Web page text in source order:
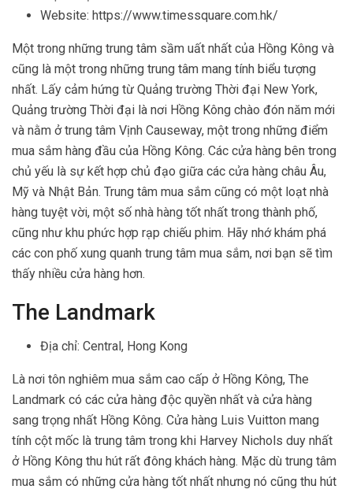
Website: https://www.timessquare.com.hk/
Một trong những trung tâm sầm uất nhất của Hồng Kông và
cũng là một trong những trung tâm mang tính biểu tượng
nhất. Lấy cảm hứng từ Quảng trường Thời đại New York,
Quảng trường Thời đại là nơi Hồng Kông chào đón năm mới
và nằm ở trung tâm Vịnh Causeway, một trong những điểm
mua sắm hàng đầu của Hồng Kông. Các cửa hàng bên trong
chủ yếu là sự kết hợp chủ đạo giữa các cửa hàng châu Âu,
Mỹ và Nhật Bản. Trung tâm mua sắm cũng có một loạt nhà
hàng tuyệt vời, một số nhà hàng tốt nhất trong thành phố,
cũng như khu phức hợp rạp chiếu phim. Hãy nhớ khám phá
các con phố xung quanh trung tâm mua sắm, nơi bạn sẽ tìm
thấy nhiều cửa hàng hơn.
The Landmark
Địa chỉ: Central, Hong Kong
Là nơi tôn nghiêm mua sắm cao cấp ở Hồng Kông, The
Landmark có các cửa hàng độc quyền nhất và cửa hàng
sang trọng nhất Hồng Kông. Cửa hàng Luis Vuitton mang
tính cột mốc là trung tâm trong khi Harvey Nichols duy nhất
ở Hồng Kông thu hút rất đông khách hàng. Mặc dù trung tâm
mua sắm có những cửa hàng tốt nhất nhưng nó cũng thu hút